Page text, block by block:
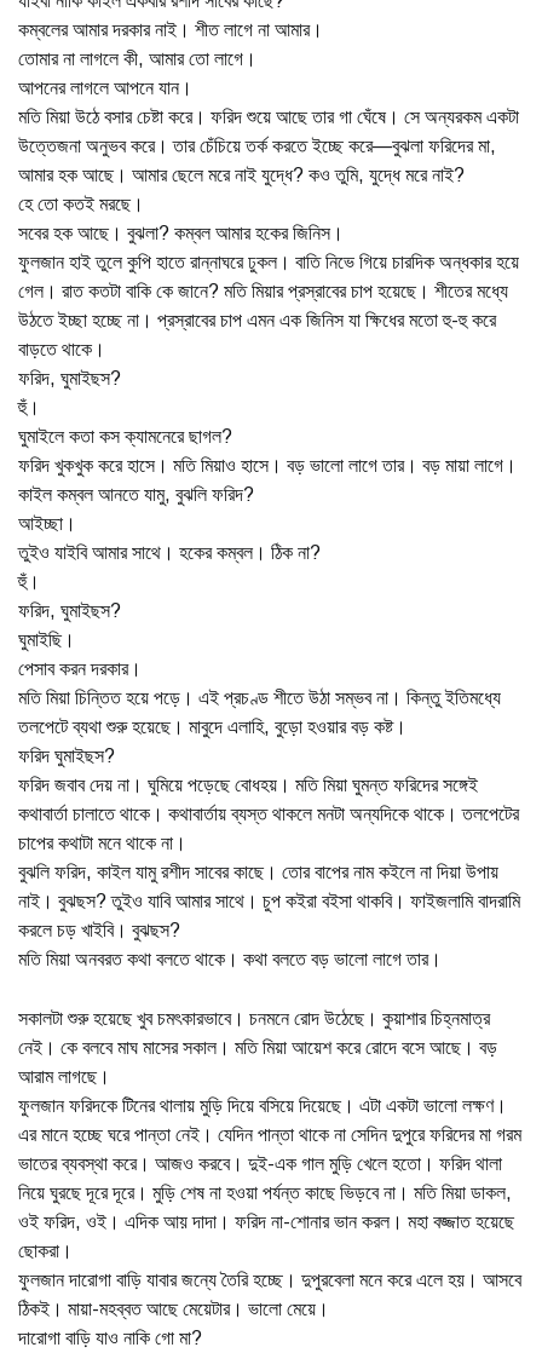
কম্বলের আমার দরকার নাই। শীত লাগে না আমার।
তোমার না লাগলে কী, আমার তো লাগে।
আপনের লাগলে আপনে যান।
মতি মিয়া উঠে বসার চেষ্টা করে। ফরিদ শুয়ে আছে তার গা ঘেঁষে। সে অন্যরকম একটা
উত্তেজনা অনুভব করে। তার চেঁচিয়ে তর্ক করতে ইচ্ছে করে—বুঝলা ফরিদের মা,
আমার হক আছে। আমার ছেলে মরে নাই যুদ্ধে? কও তুমি, যুদ্ধে মরে নাই?
হে তো কতই মরছে।
সবের হক আছে। বুঝলা? কম্বল আমার হকের জিনিস।
ফুলজান হাই তুলে কুপি হাতে রান্নাঘরে ঢুকল। বাতি নিভে গিয়ে চারদিক অন্ধকার হয়ে
গেল। রাত কতটা বাকি কে জানে? মতি মিয়ার প্রস্রাবের চাপ হয়েছে। শীতের মধ্যে
উঠতে ইচ্ছা হচ্ছে না। প্রস্রাবের চাপ এমন এক জিনিস যা ক্ষিধের মতো হু-হু করে
বাড়তে থাকে।
ফরিদ, ঘুমাইছস?
হুঁ।
ঘুমাইলে কতা কস ক্যামনেরে ছাগল?
ফরিদ খুকখুক করে হাসে। মতি মিয়াও হাসে। বড় ভালো লাগে তার। বড় মায়া লাগে।
কাইল কম্বল আনতে যামু, বুঝলি ফরিদ?
আইচ্ছা।
তুইও যাইবি আমার সাথে। হকের কম্বল। ঠিক না?
হুঁ।
ফরিদ, ঘুমাইছস?
ঘুমাইছি।
পেসাব করন দরকার।
মতি মিয়া চিন্তিত হয়ে পড়ে। এই প্রচণ্ড শীতে উঠা সম্ভব না। কিন্তু ইতিমধ্যে
তলপেটে ব্যথা শুরু হয়েছে। মাবুদে এলাহি, বুড়ো হওয়ার বড় কষ্ট।
ফরিদ ঘুমাইছস?
ফরিদ জবাব দেয় না। ঘুমিয়ে পড়েছে বোধহয়। মতি মিয়া ঘুমন্ত ফরিদের সঙ্গেই
কথাবার্তা চালাতে থাকে। কথাবার্তায় ব্যস্ত থাকলে মনটা অন্যদিকে থাকে। তলপেটের
চাপের কথাটা মনে থাকে না।
বুঝলি ফরিদ, কাইল যামু রশীদ সাবের কাছে। তোর বাপের নাম কইলে না দিয়া উপায়
নাই। বুঝছস? তুইও যাবি আমার সাথে। চুপ কইরা বইসা থাকবি। ফাইজলামি বাদরামি
করলে চড় খাইবি। বুঝছস?
মতি মিয়া অনবরত কথা বলতে থাকে। কথা বলতে বড় ভালো লাগে তার।
সকালটা শুরু হয়েছে খুব চমৎকারভাবে। চনমনে রোদ উঠেছে। কুয়াশার চিহ্নমাত্র
নেই। কে বলবে মাঘ মাসের সকাল। মতি মিয়া আয়েশ করে রোদে বসে আছে। বড়
আরাম লাগছে।
ফুলজান ফরিদকে টিনের থালায় মুড়ি দিয়ে বসিয়ে দিয়েছে। এটা একটা ভালো লক্ষণ।
এর মানে হচ্ছে ঘরে পান্তা নেই। যেদিন পান্তা থাকে না সেদিন দুপুরে ফরিদের মা গরম
ভাতের ব্যবস্থা করে। আজও করবে। দুই-এক গাল মুড়ি খেলে হতো। ফরিদ থালা
নিয়ে ঘুরছে দূরে দূরে। মুড়ি শেষ না হওয়া পর্যন্ত কাছে ভিড়বে না। মতি মিয়া ডাকল,
ওই ফরিদ, ওই। এদিক আয় দাদা। ফরিদ না-শোনার ভান করল। মহা বজ্জাত হয়েছে
ছোকরা।
ফুলজান দারোগা বাড়ি যাবার জন্যে তৈরি হচ্ছে। দুপুরবেলা মনে করে এলে হয়। আসবে
ঠিকই। মায়া-মহব্বত আছে মেয়েটার। ভালো মেয়ে।
দারোগা বাড়ি যাও নাকি গো মা?